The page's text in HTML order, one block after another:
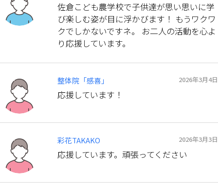
佐倉こども農学校で子供達が思い思いに学
び楽しむ姿が目に浮かびます！ もうワクワ
クでしかないですネ。 お二人の活動を心よ
り応援しています。
整体院「感喜」 2026年3月4日
応援しています！
彩花TAKAKO 2026年3月3日
応援しています。頑張ってください